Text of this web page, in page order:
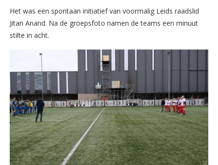
Het was een spontaan initiatief van voormalig Leids raadslid
Jitan Anand. Na de groepsfoto namen de teams een minuut
stilte in acht.